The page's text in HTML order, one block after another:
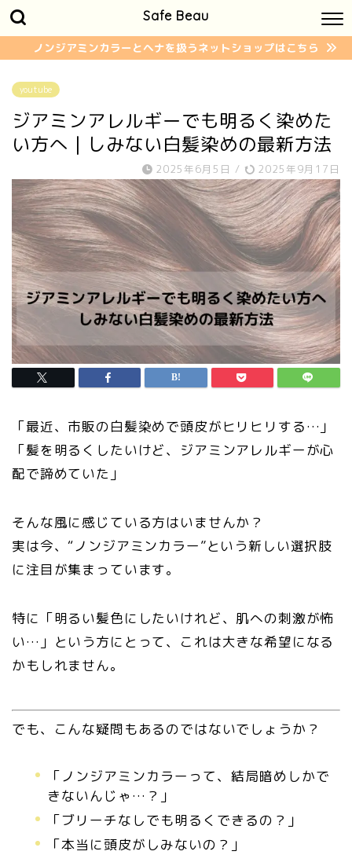
Safe Beau
ノンジアミンカラーとヘナを扱うネットショップはこちら
youtube
ジアミンアレルギーでも明るく染めた
い方へ｜しみない白髪染めの最新方法
2025年6月5日 / 2025年9月17日
「最近、市販の白髪染めで頭皮がヒリヒリする…」
「髪を明るくしたいけど、ジアミンアレルギーが心
配で諦めていた」
そんな風に感じている方はいませんか？
実は今、“ノンジアミンカラー”という新しい選択肢
に注目が集まっています。
特に「明るい髪色にしたいけれど、肌への刺激が怖
い…」という方にとって、これは大きな希望になる
かもしれません。
でも、こんな疑問もあるのではないでしょうか？
「ノンジアミンカラーって、結局暗めしかで
きないんじゃ…？」
「ブリーチなしでも明るくできるの？」
「本当に頭皮がしみないの？」